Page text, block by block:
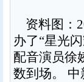
资料图：
办了“星光
配音演员徐
数到场。